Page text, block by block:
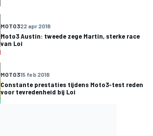
MOTO322 apr 2018
Moto3 Austin: tweede zege Martin, sterke race
van Loi
MOTO315 feb 2018
Constante prestaties tijdens Moto3-test reden
voor tevredenheid bij Loi